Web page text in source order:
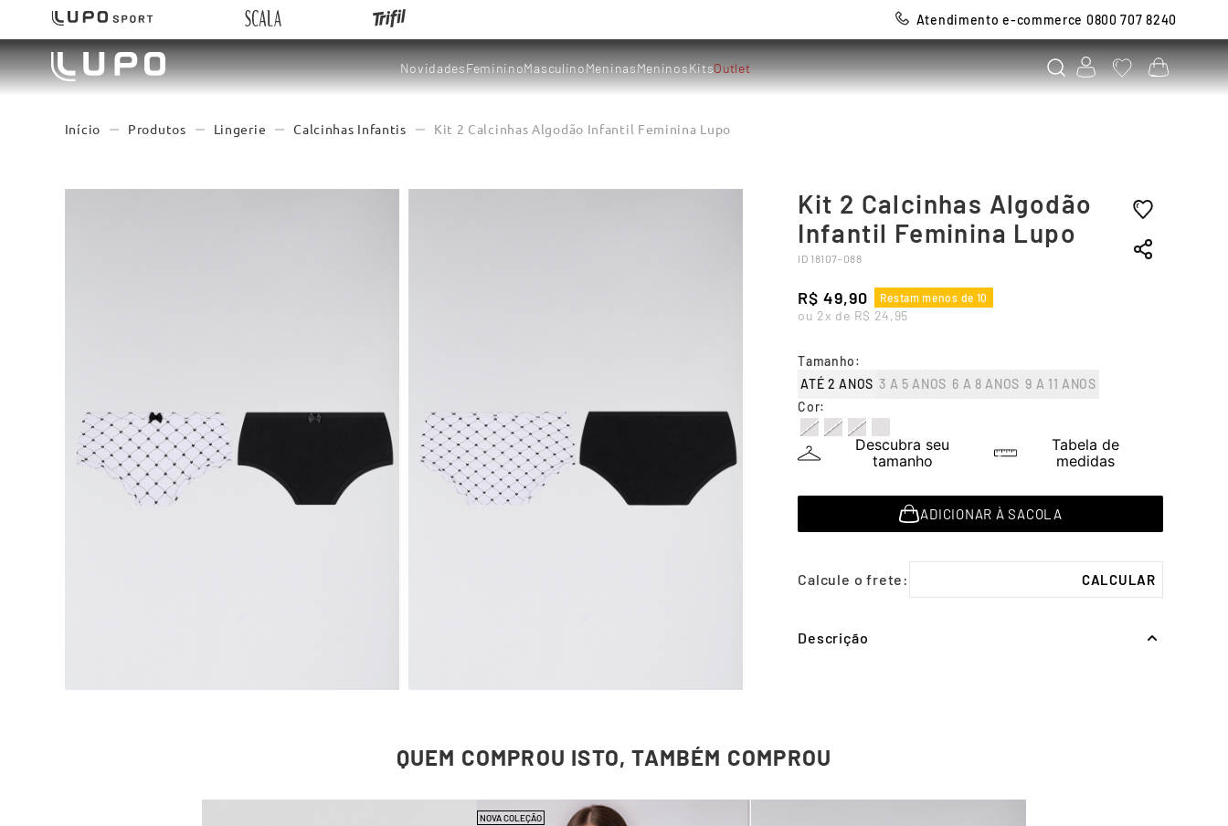
Atendimento e-commerce 0800 707 8240
NovidadesFemininoMasculinoMeninasMeninosKitsOutlet
Produtos Lingerie Calcinhas Infantis Kit 2 Calcinhas Algodão Infantil Feminina Lupo
Kit 2 Calcinhas Algodão
Infantil Feminina Lupo
ID 18107-088
R$ 49,90 Restam menos de 10
ou 2x de R$ 24,95
Cor:
Tamanho:
ATÉ 2 ANOS 3 A 5 ANOS 6 A 8 ANOS 9 A 11 ANOS
Descubra seu
tamanho
Tabela de
medidas
ADICIONAR À SACOLA
Descrição
QUEM COMPROU ISTO, TAMBÉM COMPROU
NOVA COLEÇÃO